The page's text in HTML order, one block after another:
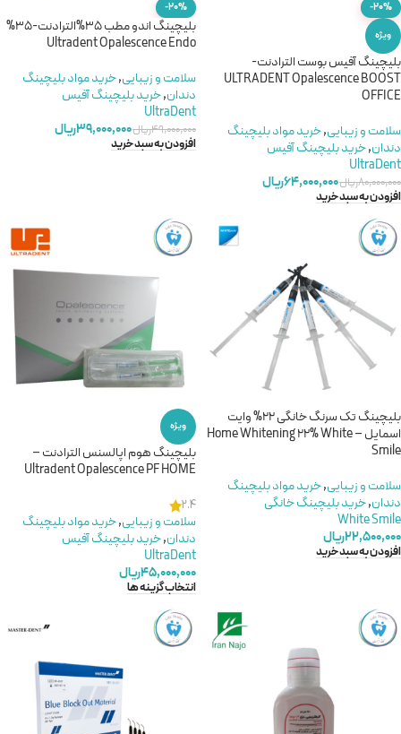
-20%
ویژه
بلیچینگ آفیس بوست الترادنت-
ULTRADENT Opalescence BOOST
OFFICE
سلامت و زیبایی,خريد مواد بليچينگ
دندان,خرید بلیچینگ آفیس
UltraDent
۸۰,۰۰۰,۰۰۰ریال۶۴,۰۰۰,۰۰۰ریال
افزودن به سبد خرید
-20%
بلیچینگ اندو مطب 35%الترادنت-35%
Ultradent Opalescence Endo
سلامت و زیبایی,خريد مواد بليچينگ
دندان,خرید بلیچینگ آفیس
UltraDent
۴۹,۰۰۰,۰۰۰ریال۳۹,۰۰۰,۰۰۰ریال
افزودن به سبد خرید
بلیچینگ تک سرنگ خانگی 22% وایت
اسمایل – Home Whitening 22% White
Smile
سلامت و زیبایی,خريد مواد بليچينگ
دندان,خرید بلیچینگ خانگی
White Smile
۲۲,۵۰۰,۰۰۰ریال
افزودن به سبد خرید
ویژه
بلیچینگ هوم اپالسنس الترادنت –
Ultradent Opalescence PF HOME
2.4
سلامت و زیبایی,خريد مواد بليچينگ
دندان,خرید بلیچینگ آفیس
UltraDent
۴۵,۰۰۰,۰۰۰ریال
انتخاب گزینه ها